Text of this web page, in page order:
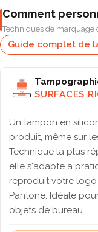
Comment
Techniques de
Guide complet de
SURFACES
Un tampon en
produit, même sur
Technique la plus
elle s'adapte à
reproduit votre
Pantone. Idéale
objets de bureau.